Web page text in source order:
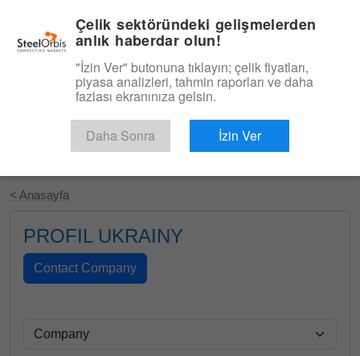
Ücretsiz Deneyin
< Anasayfa
PROFIL UKRAINY
Çelik sektöründeki gelişmelerden
anlık haberdar olun!
"İzin Ver" butonuna tıklayın; çelik fiyatları,
piyasa analizleri, tahmin raporları ve daha
fazlası ekranınıza gelsin.
Daha Sonra İzin Ver